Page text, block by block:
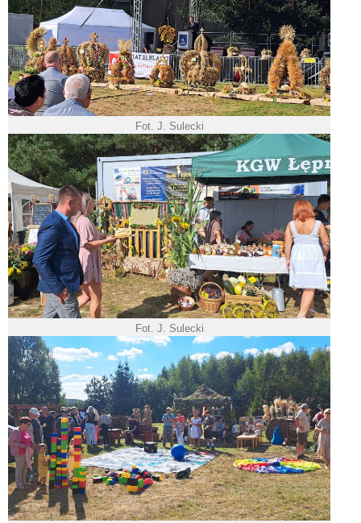
Fot. J. Sulecki
Fot. J. Sulecki